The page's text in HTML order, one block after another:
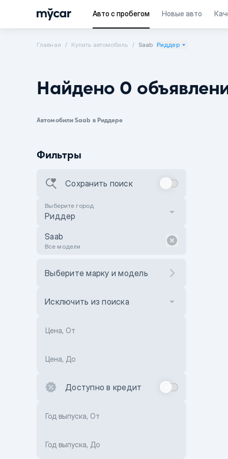
Авто с пробегом Новые авто
Главная Купить автомобиль Saab Риддер
Найдено 0
Автомобили Saab в Риддере
Фильтры
Сохранить поиск
Выберите город
Риддер
Saab
Все модели
Выберите марку и модель
Исключить из поиска
Цена, От
Цена, До
Доступно в кредит
Год выпуска, От
Год выпуска, До